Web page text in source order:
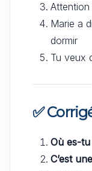
Marie a
dormir
Tu veux
✅
Où es-
C’est